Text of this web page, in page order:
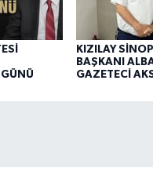
KIZILAY
BAŞKANI
GAZETECİ